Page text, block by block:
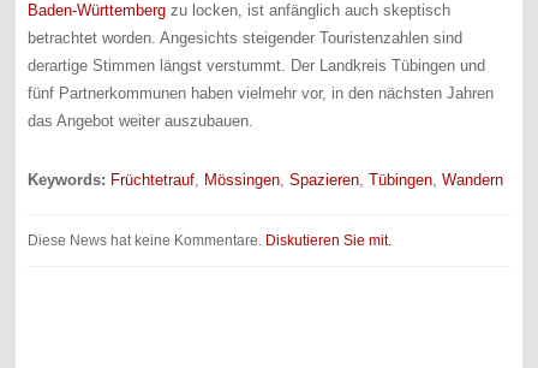
Baden-Württemberg zu locken, ist anfänglich auch skeptisch
betrachtet worden. Angesichts steigender Touristenzahlen sind
derartige Stimmen längst verstummt. Der Landkreis Tübingen und
fünf Partnerkommunen haben vielmehr vor, in den nächsten Jahren
das Angebot weiter auszubauen.
Keywords: Früchtetrauf, Mössingen,Spazieren,Tübingen,Wandern
Diese News hat keine Kommentare. Diskutieren Sie mit.